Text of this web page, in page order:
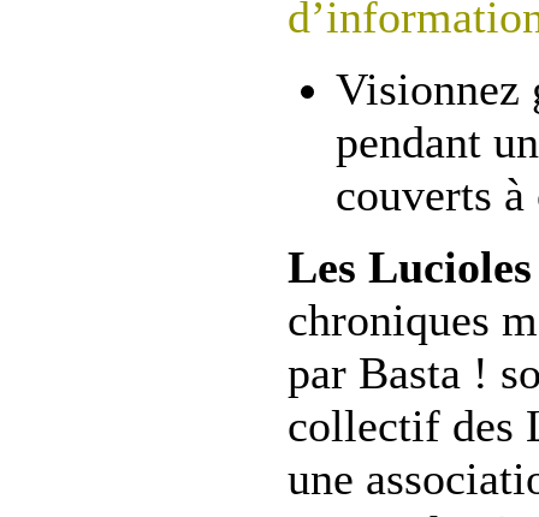
Visionnez
pendant
couverts à
Les
chroniques
par Basta !
collectif des
une